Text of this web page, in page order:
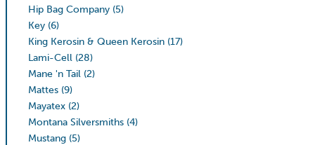
Hip Bag Company (5)
Key (6)
King Kerosin & Queen Kerosin (17)
Lami-Cell (28)
Mane 'n Tail (2)
Mattes (9)
Mayatex (2)
Montana Silversmiths (4)
Mustang (5)